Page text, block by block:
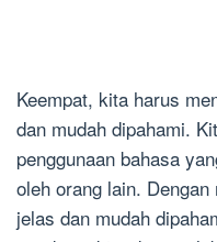
Keempat, kita harus
dan mudah dipahami.
penggunaan bahasa
oleh orang lain.
jelas dan mudah